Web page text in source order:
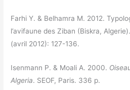
Farhi Y. & Belhamra M. 2012.
l’avifaune des Ziban (Biskra, Algerie).
(avril 2012): 127-136.
Isenmann P. & Moali A. 2000.
Algeria. SEOF, Paris. 336 p.